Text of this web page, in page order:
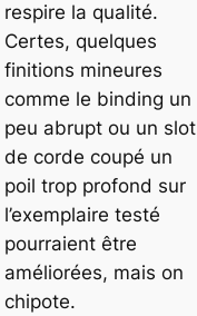
respire la qualité.
Certes, quelques
finitions mineures
comme le binding un
peu abrupt ou un slot
de corde coupé un
poil trop profond sur
l’exemplaire testé
pourraient être
améliorées, mais on
chipote.